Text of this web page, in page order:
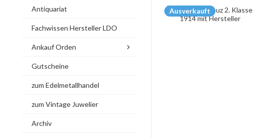
Antiquariat
Fachwissen Hersteller LDO
Ankauf Orden
Gutscheine
zum Edelmetallhandel
zum Vintage Juwelier
Archiv
Ausverkauft